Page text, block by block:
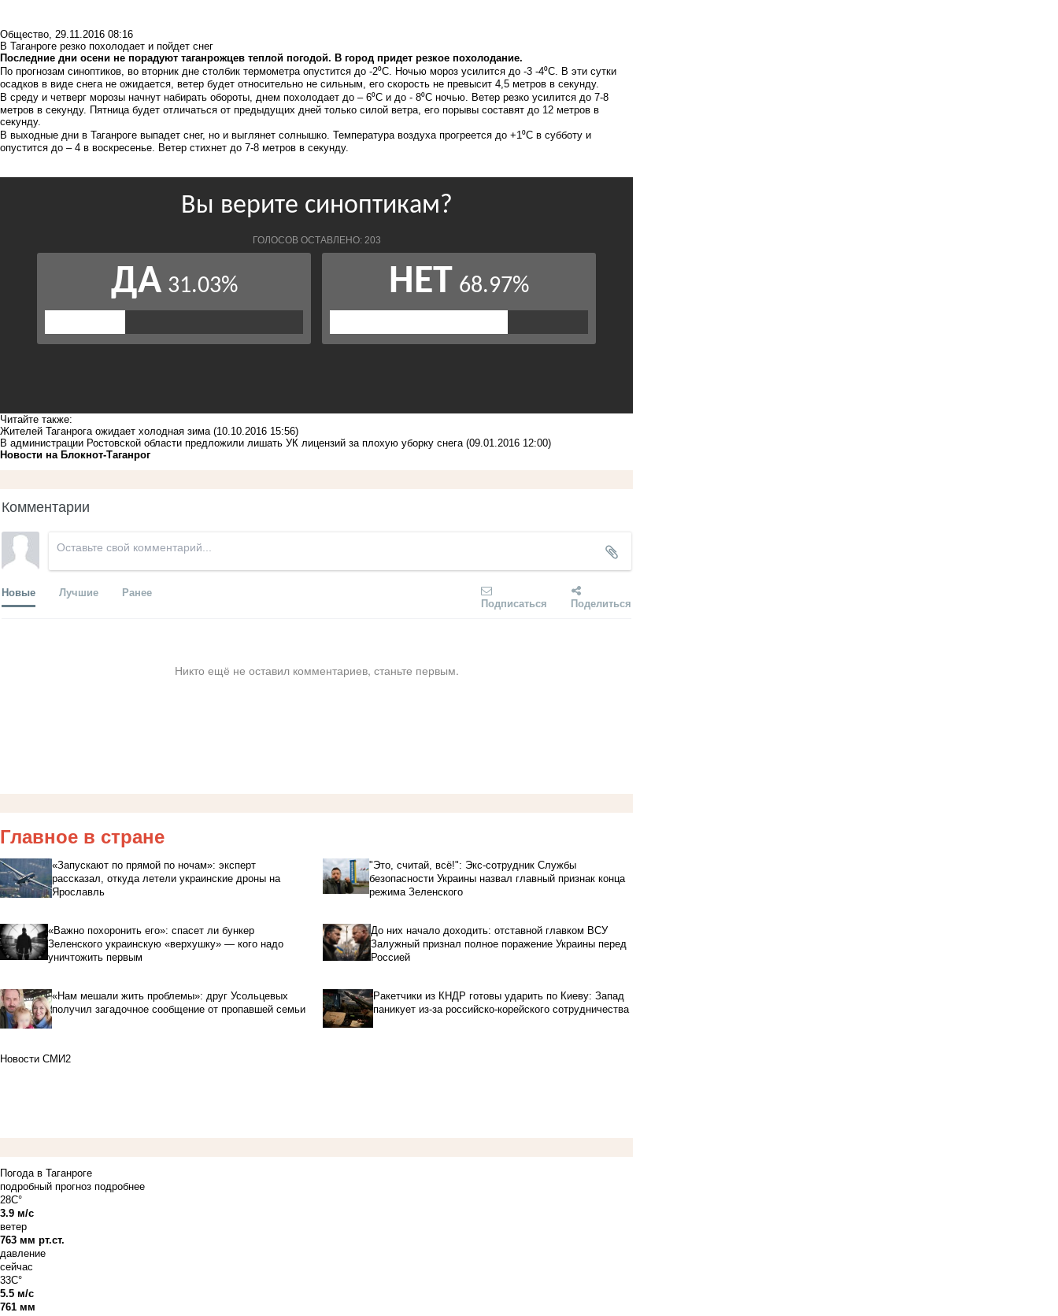
Общество, 29.11.2016 08:16
В Таганроге резко похолодает и пойдет снег
Последние дни осени не порадуют таганрожцев теплой погодой. В город придет резкое похолодание.
По прогнозам синоптиков, во вторник дне столбик термометра опустится до -2⁰С. Ночью мороз усилится до -3 -4⁰С. В эти сутки
осадков в виде снега не ожидается, ветер будет относительно не сильным, его скорость не превысит 4,5 метров в секунду.
В среду и четверг морозы начнут набирать обороты, днем похолодает до – 6⁰С и до - 8⁰С ночью. Ветер резко усилится до 7-8
метров в секунду. Пятница будет отличаться от предыдущих дней только силой ветра, его порывы составят до 12 метров в
секунду.
В выходные дни в Таганроге выпадет снег, но и выглянет солнышко. Температура воздуха прогреется до +1⁰С в субботу и
опустится до – 4 в воскресенье. Ветер стихнет до 7-8 метров в секунду.
Читайте также:
Жителей Таганрога ожидает холодная зима (10.10.2016 15:56)
В администрации Ростовской области предложили лишать УК лицензий за плохую уборку снега (09.01.2016 12:00)
Новости на Блoкнoт-Таганрог
Комментарии
Новые Лучшие Ранее
Подписаться Поделиться
Никто ещё не оставил комментариев, станьте первым.
Главное в стране
«Запускают по прямой по ночам»: эксперт
рассказал, откуда летели украинские дроны на
Ярославль
"Это, считай, всё!": Экс-сотрудник Службы
безопасности Украины назвал главный признак конца
режима Зеленского
«Важно похоронить его»: спасет ли бункер
Зеленского украинскую «верхушку» — кого надо
уничтожить первым
До них начало доходить: отставной главком ВСУ
Залужный признал полное поражение Украины перед
Россией
«Нам мешали жить проблемы»: друг Усольцевых
получил загадочное сообщение от пропавшей семьи
Ракетчики из КНДР готовы ударить по Киеву: Запад
паникует из-за российско-корейского сотрудничества
Новости СМИ2
Погода в Таганроге
подробный прогноз подробнее
28C°
3.9 м/с
ветер
763 мм рт.ст.
давление
сейчас
33C°
5.5 м/с
761 мм